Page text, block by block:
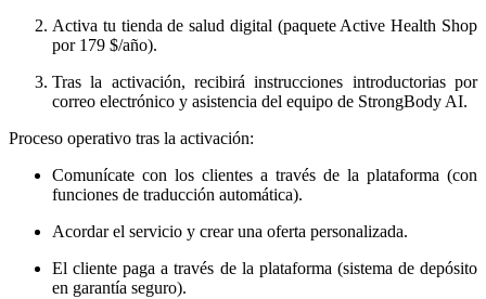
Activa tu tienda de salud digital (paquete Active Health Shop
por 179 $/año).
Tras la activación, recibirá instrucciones introductorias por
correo electrónico y asistencia del equipo de StrongBody AI.
Proceso operativo tras la activación:
Comunícate con los clientes a través de la plataforma (con
funciones de traducción automática).
Acordar el servicio y crear una oferta personalizada.
El cliente paga a través de la plataforma (sistema de depósito
en garantía seguro).